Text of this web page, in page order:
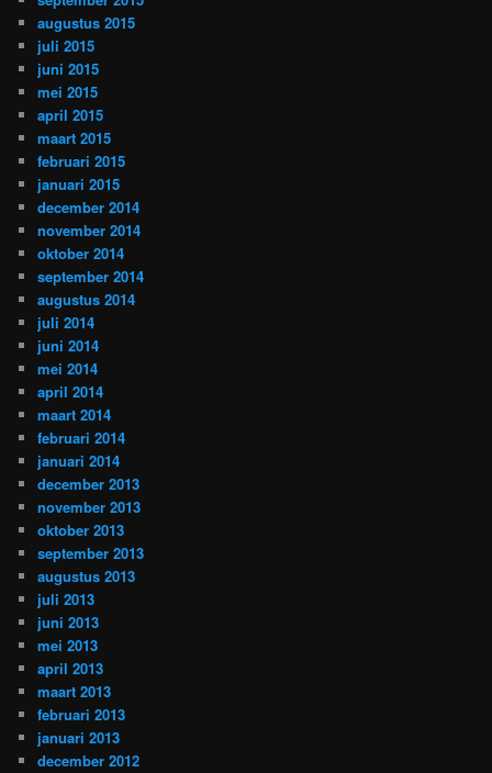
augustus 2015
juli 2015
juni 2015
mei 2015
april 2015
maart 2015
februari 2015
januari 2015
december 2014
november 2014
oktober 2014
september 2014
augustus 2014
juli 2014
juni 2014
mei 2014
april 2014
maart 2014
februari 2014
januari 2014
december 2013
november 2013
oktober 2013
september 2013
augustus 2013
juli 2013
juni 2013
mei 2013
april 2013
maart 2013
februari 2013
januari 2013
december 2012